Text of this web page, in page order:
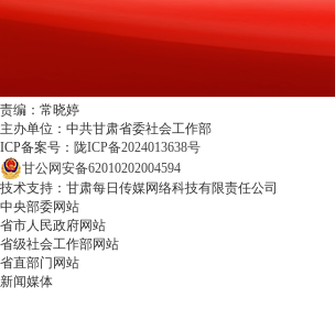
责编：常晓婷
主办单位：中共甘肃省委社会工作部
ICP备案号： 陇ICP备2024013638号
甘公网安备62010202004594
技术支持：甘肃每日传媒网络科技有限责任公司
中央部委网站
省市人民政府网站
省级社会工作部网站
省直部门网站
新闻媒体